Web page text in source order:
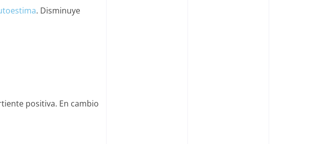
. Disminuye
positiva. En cambio